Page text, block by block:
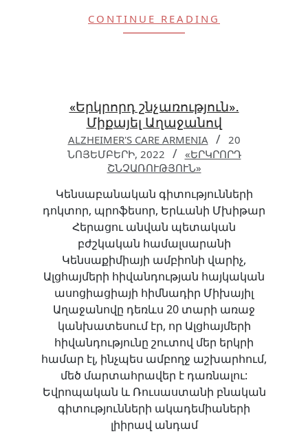
CONTINUE READING
«Երկրորդ շնչառություն»․
Միքայել Աղաջանով
ALZHEIMER'S CARE ARMENIA
20
ՆՈՅԵՄԲԵՐԻ, 2022
«ԵՐԿՐՈՐԴ
ՇՆՉԱՌՈՒԹՅՈՒՆ»
Կենսաբանական գիտությունների
դոկտոր, պրոֆեսոր, Երևանի Մխիթար
Հերացու անվան պետական
բժշկական համալսարանի
Կենսաքիմիայի ամբիոնի վարիչ,
Ալցհայմերի հիվանդության հայկական
ասոցիացիայի հիմնադիր Միխայիլ
Աղաջանովը դեռևս 20 տարի առաջ
կանխատեսում էր, որ Ալցհայմերի
հիվանդությունը շուտով մեր երկրի
համար էլ, ինչպես ամբողջ աշխարհում,
մեծ մարտահրավեր է դառնալու:
Եվրոպական և Ռուսաստանի բնական
գիտությունների ակադեմիաների
լիիրավ անդամ